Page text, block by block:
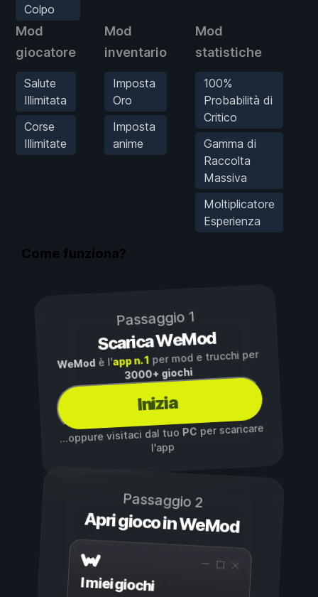
Colpo
Mod
giocatore
Salute
Illimitata
Corse
Illimitate
Mod
inventario
Imposta
Oro
Imposta
anime
Mod
statistiche
100%
Probabilità di
Critico
Gamma di
Raccolta
Massiva
Moltiplicatore
Esperienza
Come funziona?
Passaggio 1
Scarica WeMod
WeMod è l'app n. 1per mod e trucchi per
3000+ giochi
Inizia
...oppure visitaci dal tuoPC per scaricare
l'app
Passaggio 2
Apri gioco in WeMod
I miei giochi